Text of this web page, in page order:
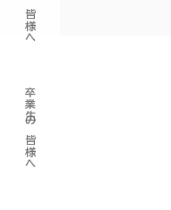
卒業生の皆様へ